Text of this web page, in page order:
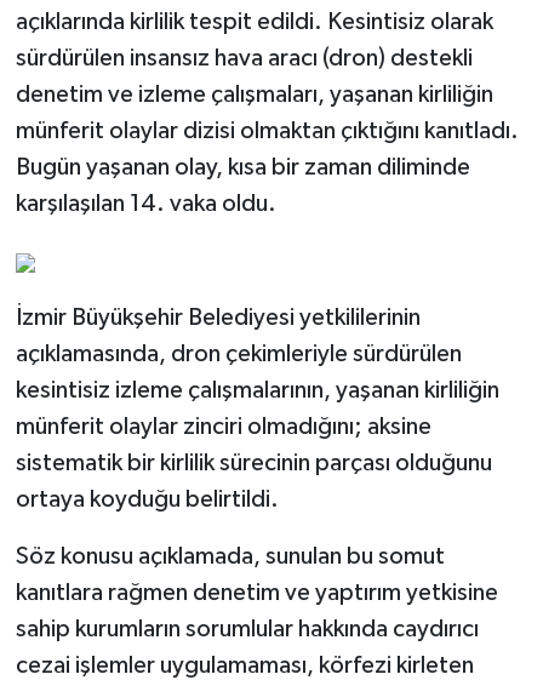
açıklarında kirlilik tespit edildi. Kesintisiz olarak
sürdürülen insansız hava aracı (dron) destekli
denetim ve izleme çalışmaları, yaşanan kirliliğin
münferit olaylar dizisi olmaktan çıktığını kanıtladı.
Bugün yaşanan olay, kısa bir zaman diliminde
karşılaşılan 14. vaka oldu.
İzmir Büyükşehir Belediyesi yetkililerinin
açıklamasında, dron çekimleriyle sürdürülen
kesintisiz izleme çalışmalarının, yaşanan kirliliğin
münferit olaylar zinciri olmadığını; aksine
sistematik bir kirlilik sürecinin parçası olduğunu
ortaya koyduğu belirtildi.
Söz konusu açıklamada, sunulan bu somut
kanıtlara rağmen denetim ve yaptırım yetkisine
sahip kurumların sorumlular hakkında caydırıcı
cezai işlemler uygulamaması, körfezi kirleten